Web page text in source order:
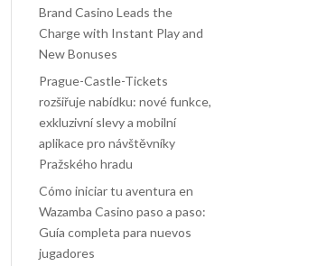
Brand Casino Leads the
Charge with Instant Play and
New Bonuses
Prague-Castle-Tickets
rozšiřuje nabídku: nové funkce,
exkluzivní slevy a mobilní
aplikace pro návštěvníky
Pražského hradu
Cómo iniciar tu aventura en
Wazamba Casino paso a paso:
Guía completa para nuevos
jugadores